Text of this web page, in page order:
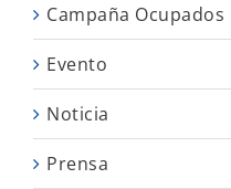
Campaña Ocupados
Evento
Noticia
Prensa